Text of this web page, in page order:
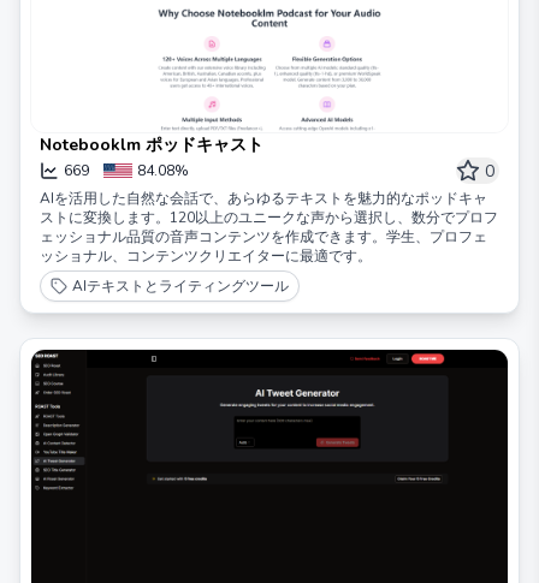
Notebooklm ポッドキャスト
669 84.08% 0
AIを活用した自然な会話で、あらゆるテキストを魅力的なポッドキャ
ストに変換します。120以上のユニークな声から選択し、数分でプロフ
ェッショナル品質の音声コンテンツを作成できます。学生、プロフェ
ッショナル、コンテンツクリエイターに最適です。
AIテキストとライティングツール